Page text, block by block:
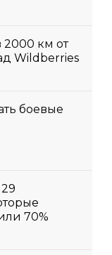
2000 км от
Wildberries
боевые
70%